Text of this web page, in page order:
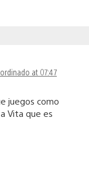
at 07:47
juegos como
Vita que es